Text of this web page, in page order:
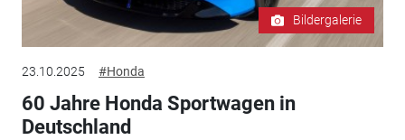
Bildergalerie
23.10.2025 #Honda
60 Jahre Honda Sportwagen in
Deutschland